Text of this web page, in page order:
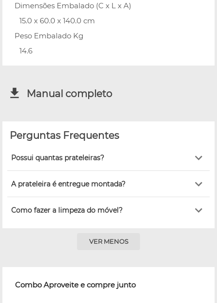
Dimensões Embalado (C x L x A)
15.0 x 60.0 x 140.0 cm
Peso Embalado Kg
14.6
Manual completo
Perguntas Frequentes
Possui quantas prateleiras?
A prateleira é entregue montada?
Como fazer a limpeza do móvel?
VER MENOS
Combo Aproveite e compre junto